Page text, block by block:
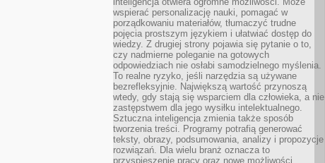
wspierać personalizację nauki, pomagać w
porządkowaniu materiałów, tłumaczyć trudne
pojęcia prostszym językiem i ułatwiać dostęp do
wiedzy. Z drugiej strony pojawia się pytanie o to,
czy nadmierne poleganie na gotowych
odpowiedziach nie osłabi samodzielnego myślenia.
To realne ryzyko, jeśli narzędzia są używane
bezrefleksyjnie. Największą wartość przynoszą
wtedy, gdy stają się wsparciem dla człowieka, a nie
zastępstwem dla jego wysiłku intelektualnego.
Sztuczna inteligencja zmienia także sposób
tworzenia treści. Programy potrafią generować
teksty, obrazy, podsumowania, analizy i propozycje
rozwiązań. Dla wielu branż oznacza to
przyspieszenie pracy oraz nowe możliwości